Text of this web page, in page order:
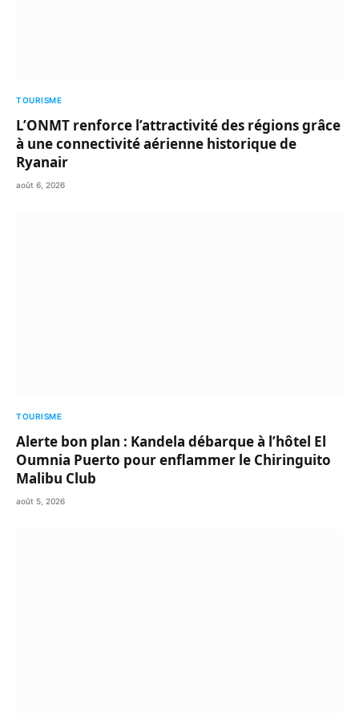
TOURISME
L’ONMT renforce l’attractivité des régions grâce
à une connectivité aérienne historique de
Ryanair
août 6, 2026
TOURISME
Alerte bon plan : Kandela débarque à l’hôtel El
Oumnia Puerto pour enflammer le Chiringuito
Malibu Club
août 5, 2026